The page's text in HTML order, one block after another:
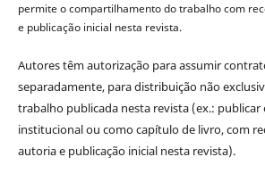
permite o compartilhamento do trabalho com
e publicação inicial nesta revista.
Autores têm autorização para assumir
separadamente, para distribuição não
trabalho publicada nesta revista (ex.:
institucional ou como capítulo de livro, com
autoria e publicação inicial nesta revista).